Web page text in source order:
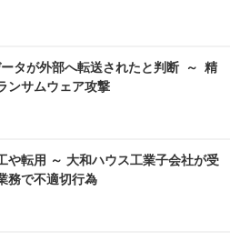
タが外部へ転送されたと判断 ～ 精
ンサムウェア攻撃
や転用 ～ 大和ハウス工業子会社が受
務で不適切行為